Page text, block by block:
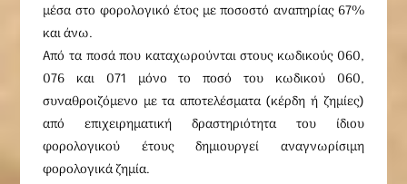
μέσα στο φορολογικό έτος με ποσοστό αναπηρίας 67%
και άνω.
Από τα ποσά που καταχωρούνται στους κωδικούς 060,
076 και 071 μόνο το ποσό του κωδικού 060,
συναθροιζόμενο με τα αποτελέσματα (κέρδη ή ζημίες)
από επιχειρηματική δραστηριότητα του ίδιου
φορολογικού έτους δημιουργεί αναγνωρίσιμη
φορολογικά ζημία.